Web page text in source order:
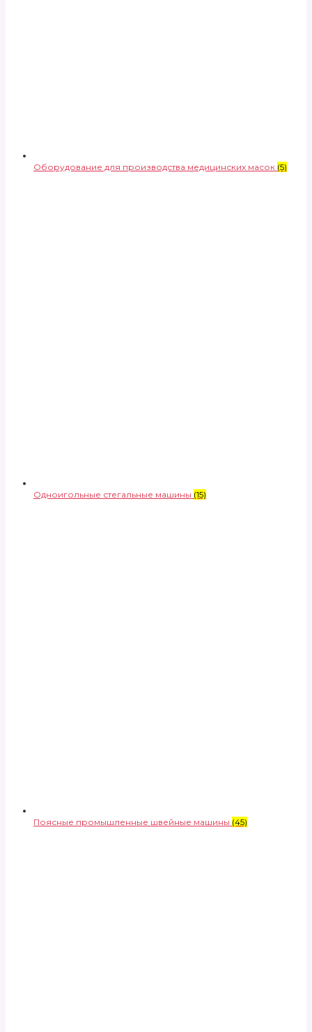
Оборудование для производства медицинских масок (5)
Одноигольные стегальные машины (15)
Поясные промышленные швейные машины (45)